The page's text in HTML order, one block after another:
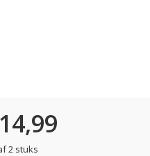
2 stuks